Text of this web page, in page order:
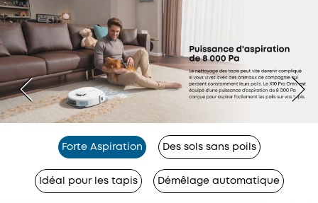
Forte Aspiration Des sols sans poils
Idéal pour les tapis Démêlage automatique